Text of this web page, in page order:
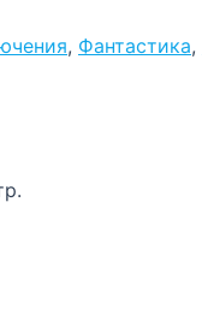
, Фантастика,